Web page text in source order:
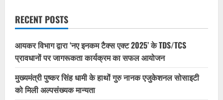
RECENT POSTS
आयकर विभाग द्वारा ‘नए इनकम टैक्स एक्ट 2025’ के TDS/TCS
प्रावधानों पर जागरूकता कार्यक्रम का सफल आयोजन
मुख्यमंत्री पुष्कर सिंह धामी के हाथों गुरु नानक एजुकेशनल सोसाइटी
को मिली अल्पसंख्यक मान्यता